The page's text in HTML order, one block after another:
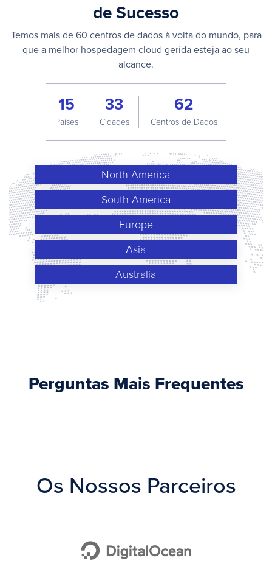
de Sucesso
Temos mais de 60 centros de dados à volta do mundo, para
que a melhor hospedagem cloud gerida esteja ao seu
alcance.
15
Países
33
Cidades
62
Centros de Dados
North America
South America
Europe
Asia
Australia
Perguntas Mais Frequentes
Os Nossos Parceiros